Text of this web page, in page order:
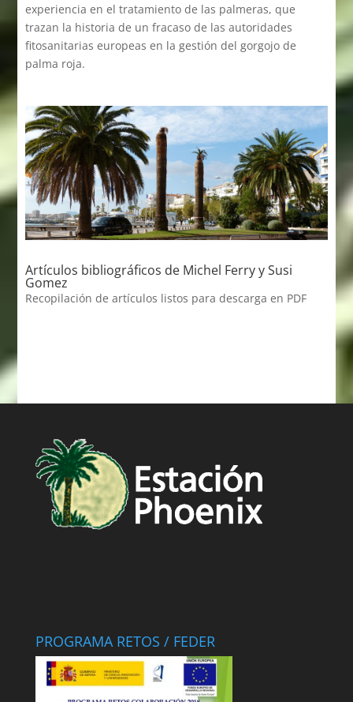
experiencia en el tratamiento de las palmeras, que
trazan la historia de un fracaso de las autoridades
fitosanitarias europeas en la gestión del gorgojo de
palma roja.
Artículos bibliográficos de Michel Ferry y Susi
Gomez
Recopilación de artículos listos para descarga en PDF
PROGRAMA RETOS / FEDER